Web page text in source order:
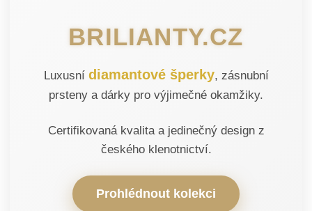
BRILIANTY.CZ
Luxusní diamantové šperky, zásnubní
prsteny a dárky pro výjimečné okamžiky.
Certifikovaná kvalita a jedinečný design z
českého klenotnictví.
Prohlédnout kolekci